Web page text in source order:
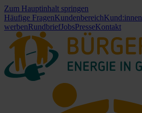
Zum Hauptinhalt springen
Häufige FragenKundenbereichKund:innen
werbenRundbriefJobsPresseKontakt